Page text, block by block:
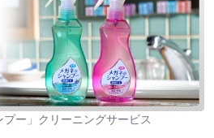
プー」クリーニングサービス